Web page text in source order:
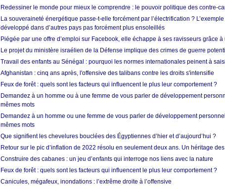
Redessiner le monde pour mieux le comprendre : le pouvoir politique des contre-
La souveraineté énergétique passe-t-elle forcément par l’électrification ?
développé dans d’autres pays pas forcément plus ensoleillés
Piégée par une offre d’emploi sur Facebook, elle échappe à ses ravisseurs grâce
Le projet du ministère israélien de la Défense implique des crimes de guerre
Travail des enfants au Sénégal : pourquoi les normes internationales peinent à
Afghanistan : cinq ans après, l'offensive des talibans contre les droits s'intensifie
Feux de forêt : quels sont les facteurs qui influencent le plus leur comportement ?
Demandez à un homme ou à une femme de vous parler de développement
mêmes mots
Demandez à un homme ou une femme de vous parler de développement
mêmes mots
Que signifient les chevelures bouclées des Égyptiennes d’hier et d’aujourd’hui ?
Retour sur le pic d’inflation de 2022 résolu en seulement deux ans. Un héritage
Construire des cabanes : un jeu d’enfants qui interroge nos liens avec la nature
Feux de forêt : quels sont les facteurs qui influencent le plus leur comportement ?
Canicules, mégafeux, inondations : l’extrême droite à l’offensive